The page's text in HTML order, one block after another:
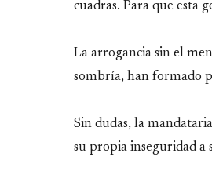
cuadras. Para que esta
La arrogancia sin el
sombría, han formado
Sin dudas, la
su propia inseguridad a